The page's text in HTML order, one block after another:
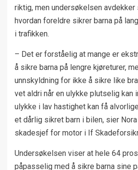
riktig, men undersøkelsen
hvordan foreldre sikrer barna på
i trafikken.
– Det er forståelig at mange er
å sikre barna på lengre kjøreturer,
unnskyldning for ikke å sikre like
vet aldri når en ulykke plutselig kan
ulykke i lav hastighet kan få
et dårlig sikret barn i bilen, sier
skadesjef for motor i If
Undersøkelsen viser at hele 64
påpasselig med å sikre barna sine